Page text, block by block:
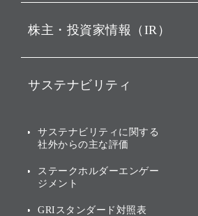
ビジョン
戦略
バリュー
ソフトバンクグループの歩
[AI] What dreams are made
ソフトバンク・ビジョン・
その他
グループ企業一覧
株主・投資家情報（IR）
IRカレンダー
業績・財務
アニュアルレポート
サステナビリティ
トップメッセージ
サステナビリティの考え方
サステナビリティに関する
社外からの主な評価
ステークホルダーエンゲー
ジメント
GRIスタンダード対照表